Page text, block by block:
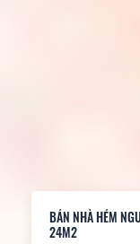
BÁN NHÀ HẺM
24M2